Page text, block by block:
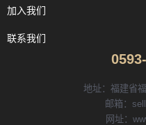
加入我们
联系我们
地址：福建省
邮箱：
网址：